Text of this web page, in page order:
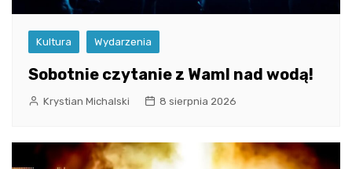
Kultura Wydarzenia
Sobotnie czytanie z WamI nad wodą!
Krystian Michalski 8 sierpnia 2026